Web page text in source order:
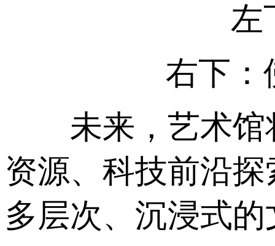
左下
右下：佛
未来，艺术馆
资源、科技前沿
多层次、沉浸式